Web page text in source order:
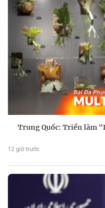
Trung Quốc: Triển lãm
12 giờ trước